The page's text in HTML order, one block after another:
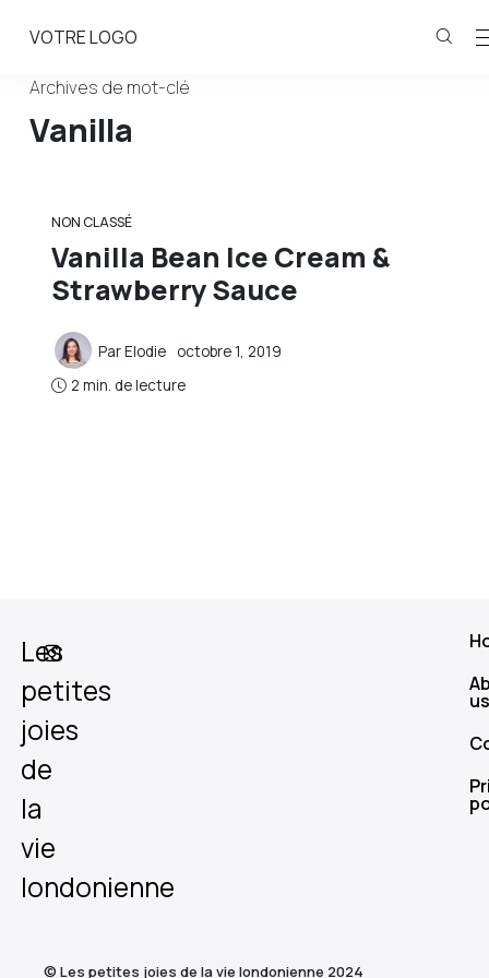
VOTRE LOGO
Archives de mot-clé
Vanilla
NON CLASSÉ
Vanilla Bean Ice Cream &
Strawberry Sauce
ParElodie
octobre 1, 2019
2 min. de lecture
Les
petites
joies
de
la
vie
londonienne
us
© Les petites joies de la vie londonienne 2024